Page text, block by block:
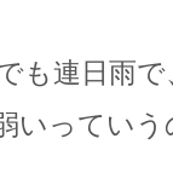
も連日雨
いってい